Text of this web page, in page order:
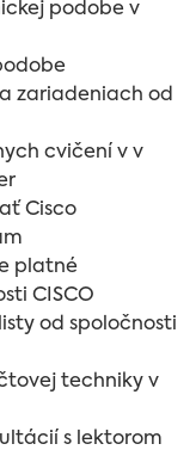
podobe v
zariadeniach od
cvičení v v
Cisco
platné
CISCO
od spoločnosti
techniky v
s lektorom